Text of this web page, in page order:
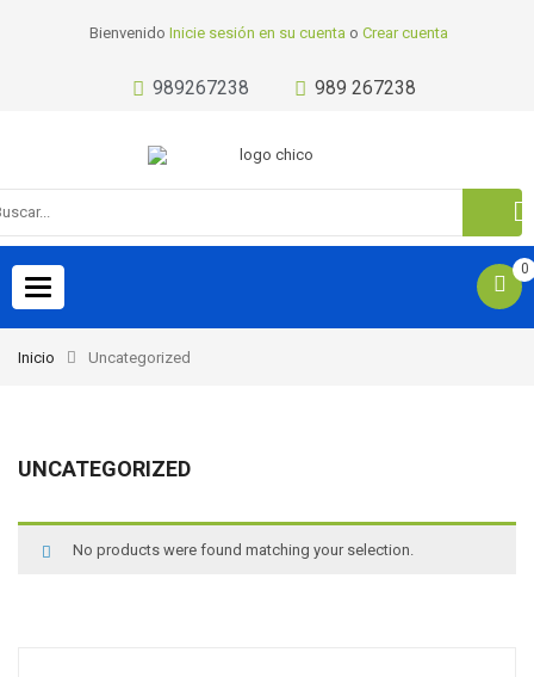
Bienvenido Inicie sesión en su cuenta o Crear cuenta
989267238 989 267238
Toggle
navigation
0
Inicio Uncategorized
UNCATEGORIZED
No products were found matching your selection.